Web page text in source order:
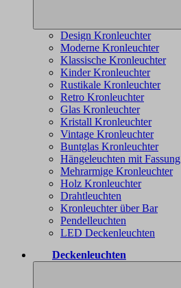
Design Kronleuchter
Moderne Kronleuchter
Klassische Kronleuchter
Kinder Kronleuchter
Rustikale Kronleuchter
Retro Kronleuchter
Glas Kronleuchter
Kristall Kronleuchter
Vintage Kronleuchter
Buntglas Kronleuchter
Hängeleuchten mit Fassung
Mehrarmige Kronleuchter
Holz Kronleuchter
Drahtleuchten
Kronleuchter über Bar
Pendelleuchten
LED Deckenleuchten
Deckenleuchten